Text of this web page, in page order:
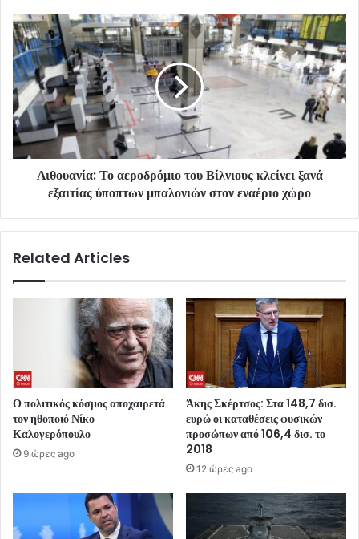
Λιθουανία: Το αεροδρόμιο του Βίλνιους κλείνει ξανά
εξαιτίας ύποπτων μπαλονιών στον εναέριο χώρο
Related Articles
Ο πολιτικός κόσμος αποχαιρετά
τον ηθοποιό Νίκο
Καλογερόπουλο
9 ώρες ago
Άκης Σκέρτσος: Στα 148,7 δισ.
ευρώ οι καταθέσεις φυσικών
προσώπων από 106,4 δισ. το
2018
12 ώρες ago